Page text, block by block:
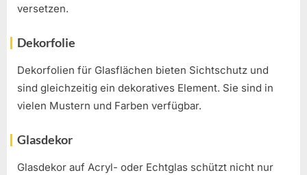
versetzen.
Dekorfolie
Dekorfolien für Glasflächen bieten Sichtschutz und
sind gleichzeitig ein dekoratives Element. Sie sind in
vielen Mustern und Farben verfügbar.
Glasdekor
Glasdekor auf Acryl- oder Echtglas schützt nicht nur